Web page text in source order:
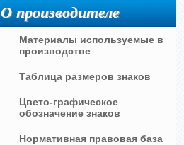
О производителе
Материалы используемые в
производстве
Таблица размеров знаков
Цвето-графическое
обозначение знаков
Нормативная правовая база